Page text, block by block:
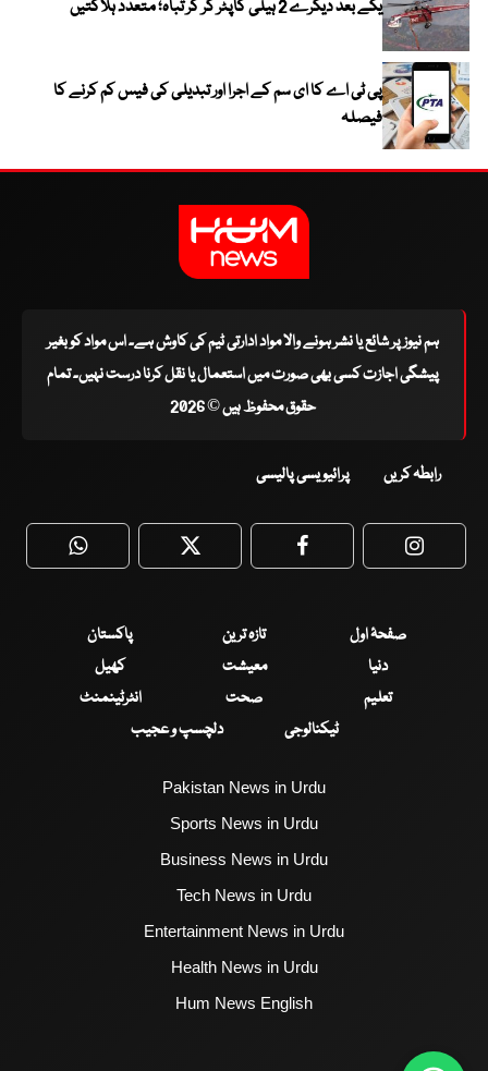
یکے بعد دیگرے 2 ہیلی کاپٹر گر کر تباہ؛ متعدد ہلاکتیں
پی ٹی اے کا ای سم کے اجرا اور تبدیلی کی فیس کم کرنے کا
فیصلہ
ہم نیوز پر شائع یا نشر ہونے والا مواد ادارتی ٹیم کی کاوش ہے۔ اس مواد کو بغیر
پیشگی اجازت کسی بھی صورت میں استعمال یا نقل کرنا درست نہیں۔ تمام
حقوق محفوظ ہیں © 2026
رابطہ کریں پرائیویسی پالیسی
WhatsApp Twitter Facebook
صفحۂ اول تازہ ترین
پاکستان
دنیا
معیشت
کھیل
تعلیم
صحت
انٹرٹینمنٹ
ٹیکنالوجی
دلچسپ و عجیب
Pakistan News in Urdu
Sports News in Urdu
Business News in Urdu
Tech News in Urdu
Entertainment News in Urdu
Health News in Urdu
Hum News English